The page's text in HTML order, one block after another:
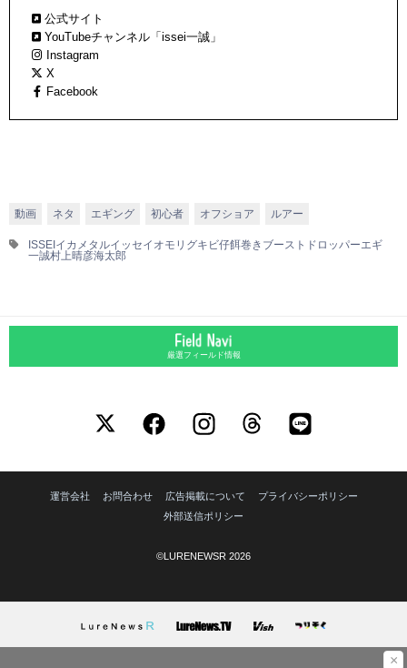
公式サイト
YouTubeチャンネル「issei一誠」
Instagram
X
Facebook
動画 ネタ エギング 初心者 オフショア ルアー
ISSEIイカメタルイッセイ オモリグキビ仔餌巻きブースト ドロッパーエギ
一誠村上晴彦海太郎
×
厳選フィールド情報
運営会社 お問合わせ 広告掲載について
プライバシーポリシー
外部送信ポリシー
©LURENEWSR 2026